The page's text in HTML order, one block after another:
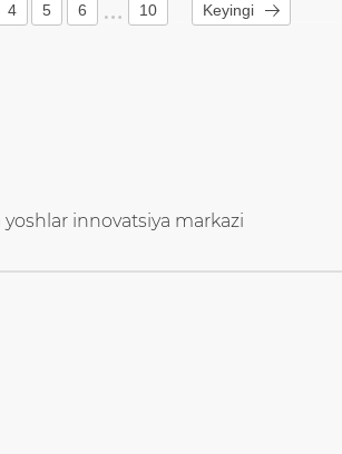
4 5 6 10 Keyingi
yoshlar innovatsiya markazi